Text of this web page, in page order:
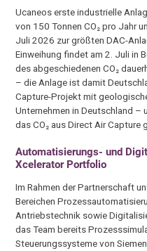
Ucaneos erste industrielle
von 150 Tonnen CO₂ pro Jahr
Juli 2026 zur größten DAC-
Einweihung findet am 2. Juli in
des abgeschiedenen CO₂
– die Anlage ist damit
Capture-Projekt mit
Unternehmen in Deutschland –
das CO₂ aus Direct Air Capture
Automatisierungs- und
Xcelerator Portfolio
Im Rahmen der Partnerschaft
Bereichen
Antriebstechnik sowie
das Team bereits
Steuerungssysteme von